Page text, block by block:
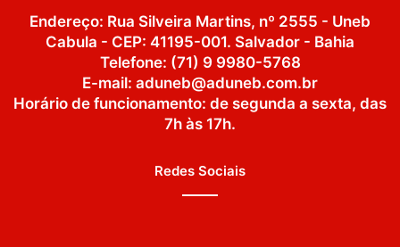
Endereço: Rua Silveira Martins, nº 2555 - Uneb
Cabula - CEP: 41195-001. Salvador - Bahia
Telefone: (71) 9 9980-5768
E-mail: aduneb@aduneb.com.br
Horário de funcionamento: de segunda a sexta, das
7h às 17h.
Redes Sociais